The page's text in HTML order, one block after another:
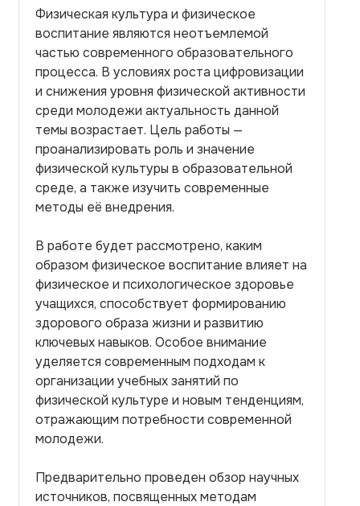
Физическая культура и физическое
воспитание являются неотъемлемой
частью современного образовательного
процесса. В условиях роста цифровизации
и снижения уровня физической активности
среди молодежи актуальность данной
темы возрастает. Цель работы —
проанализировать роль и значение
физической культуры в образовательной
среде, а также изучить современные
методы её внедрения.
В работе будет рассмотрено, каким
образом физическое воспитание влияет на
физическое и психологическое здоровье
учащихся, способствует формированию
здорового образа жизни и развитию
ключевых навыков. Особое внимание
уделяется современным подходам к
организации учебных занятий по
физической культуре и новым тенденциям,
отражающим потребности современной
молодежи.
Предварительно проведен обзор научных
источников, посвященных методам